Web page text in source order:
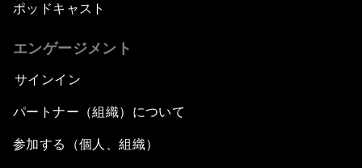
ポッドキャスト
エンゲージメント
サインイン
パートナー（組織）について
参加する（個人、組織）